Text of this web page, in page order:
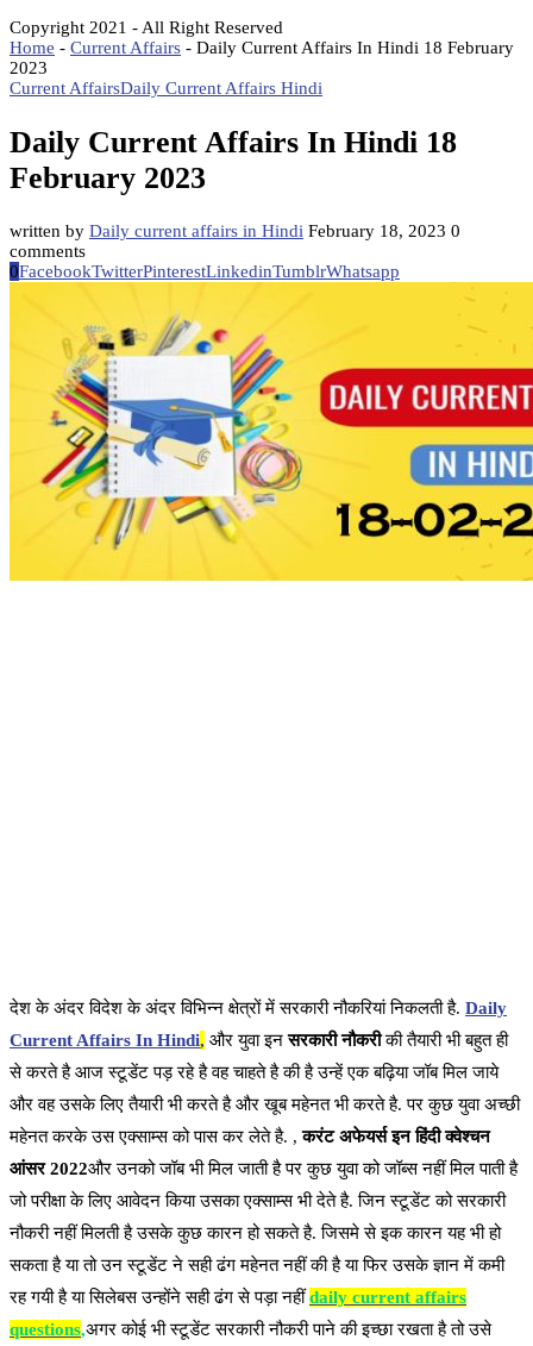
Copyright 2021 - All Right Reserved
Home - Current Affairs - Daily Current Affairs In Hindi 18 February
2023
Current AffairsDaily Current Affairs Hindi
Daily Current Affairs In Hindi 18
February 2023
written by Daily current affairs in Hindi February 18, 2023 0
comments
0FacebookTwitterPinterestLinkedinTumblrWhatsapp
देश के अंदर विदेश के अंदर विभिन्न क्षेत्रों में सरकारी नौकरियां निकलती है. Daily
Current Affairs In Hindi, और युवा इनसरकारी नौकरीकी तैयारी भी बहुत ही
से करते है आज स्टूडेंट पड़ रहे है वह चाहते है की है उन्हें एक बढ़िया जॉब मिल जाये
और वह उसके लिए तैयारी भी करते है और खूब महेनत भी करते है. पर कुछ युवा अच्छी
महेनत करके उस एक्साम्स को पास कर लेते है. ,करंट अफेयर्स इन हिंदी क्वेश्चन
आंसर 2022और उनको जॉब भी मिल जाती है पर कुछ युवा को जॉब्स नहीं मिल पाती है
जो परीक्षा के लिए आवेदन किया उसका एक्साम्स भी देते है. जिन स्टूडेंट को सरकारी
नौकरी नहीं मिलती है उसके कुछ कारन हो सकते है. जिसमे से इक कारन यह भी हो
सकता है या तो उन स्टूडेंट ने सही ढंग महेनत नहीं की है या फिर उसके ज्ञान में कमी
रह गयी है या सिलेबस उन्होंने सही ढंग से पड़ा नहींdaily current affairs
questions,अगर कोई भी स्टूडेंट सरकारी नौकरी पाने की इच्छा रखता है तो उसे